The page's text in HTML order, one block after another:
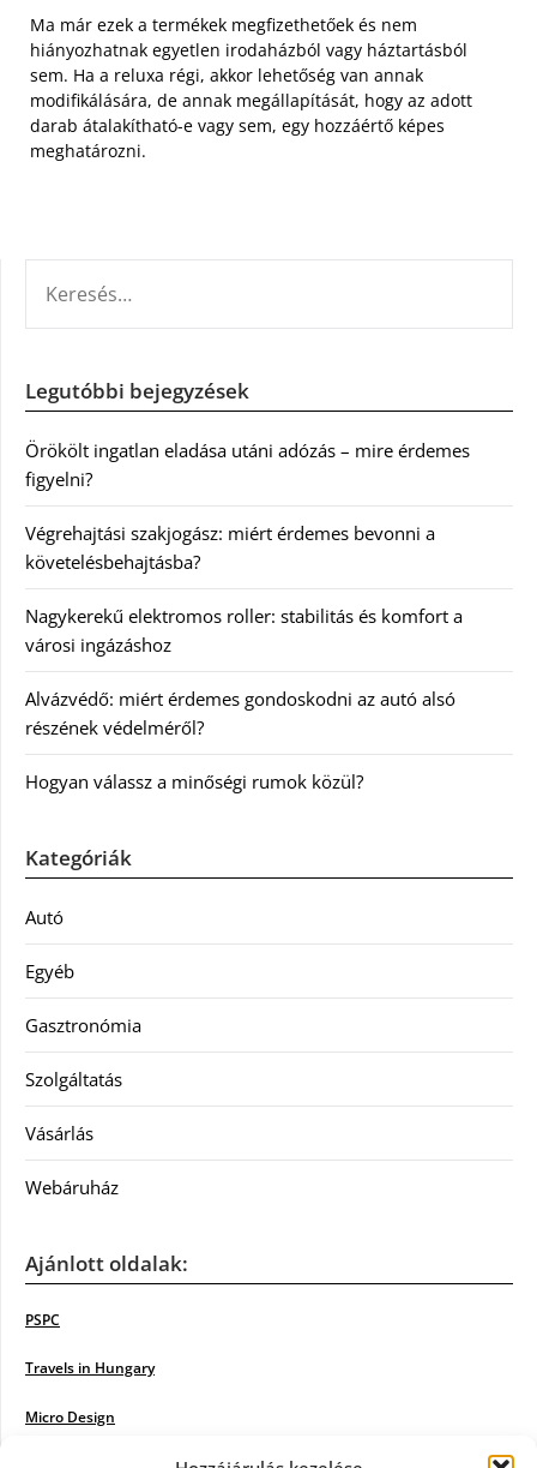
Ma már ezek a termékek megfizethetőek és nem
hiányozhatnak egyetlen irodaházból vagy háztartásból
sem. Ha a reluxa régi, akkor lehetőség van annak
modifikálására, de annak megállapítását, hogy az adott
darab átalakítható-e vagy sem, egy hozzáértő képes
meghatározni.
Legutóbbi bejegyzések
Örökölt ingatlan eladása utáni adózás – mire érdemes
figyelni?
Végrehajtási szakjogász: miért érdemes bevonni a
követelésbehajtásba?
Nagykerekű elektromos roller: stabilitás és komfort a
városi ingázáshoz
Alvázvédő: miért érdemes gondoskodni az autó alsó
részének védelméről?
Hogyan válassz a minőségi rumok közül?
Kategóriák
Autó
Egyéb
Gasztronómia
Szolgáltatás
Vásárlás
Webáruház
Ajánlott oldalak:
PSPC
Travels in Hungary
Micro Design